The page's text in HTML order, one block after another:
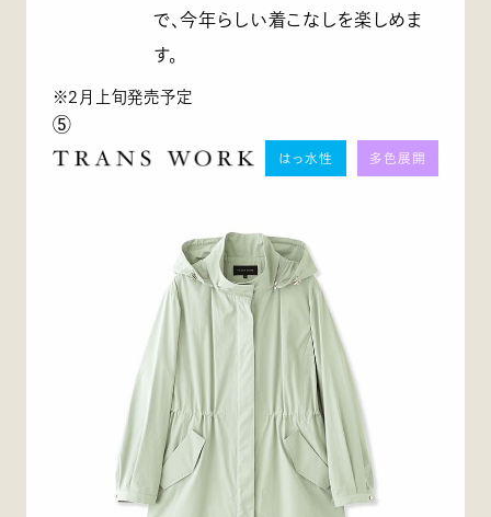
で、今年らしい着こなしを楽しめま
す。
※2月上旬発売予定
⑤
はっ水性 多色展開